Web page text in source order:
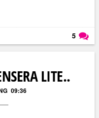
5
LITE..
09:36